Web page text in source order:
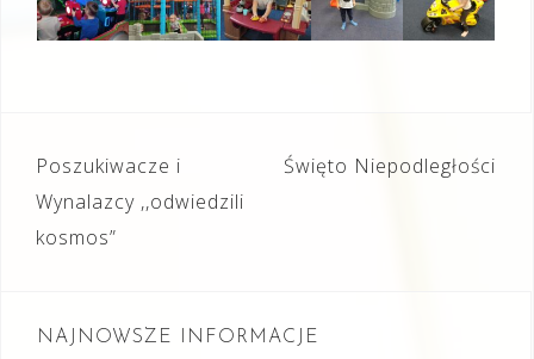
Nawigacja
wpisu
Poszukiwacze i
Wynalazcy ,,odwiedzili
kosmos”
Święto Niepodległości
NAJNOWSZE INFORMACJE